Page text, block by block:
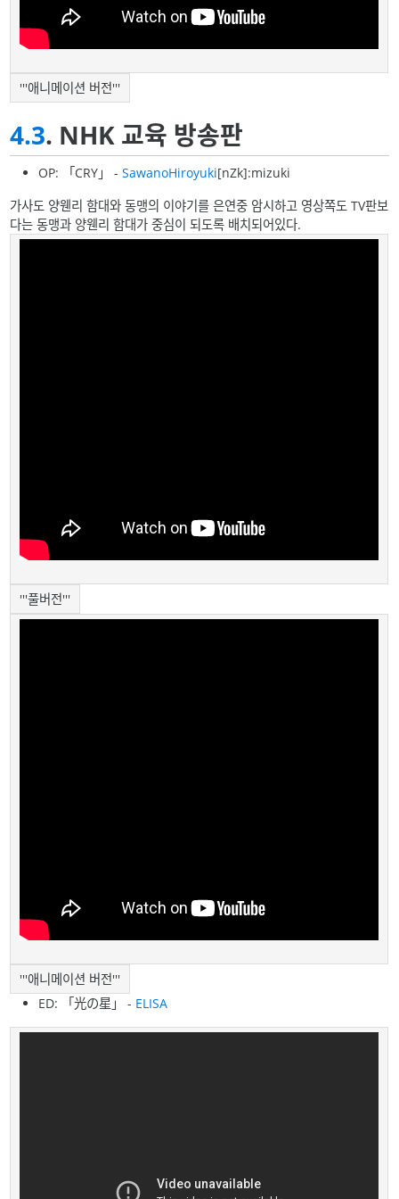
'''애니메이션 버전'''
4.3. NHK 교육 방송판
OP: 「CRY」 -SawanoHiroyuki[nZk]:mizuki
가사도 양웬리 함대와 동맹의 이야기를 은연중 암시하고 영상쪽도 TV판보
다는 동맹과 양웬리 함대가 중심이 되도록 배치되어있다.
'''풀버전'''
'''애니메이션 버전'''
ED: 「光の星」 - ELISA